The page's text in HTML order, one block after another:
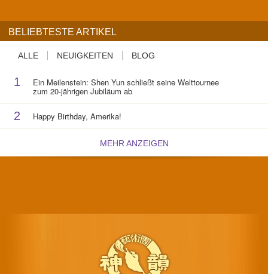
BELIEBTESTE ARTIKEL
ALLE NEUIGKEITEN BLOG
1 Ein Meilenstein: Shen Yun schließt seine Welttournee
zum 20-jährigen Jubiläum ab
2 Happy Birthday, Amerika!
MEHR ANZEIGEN